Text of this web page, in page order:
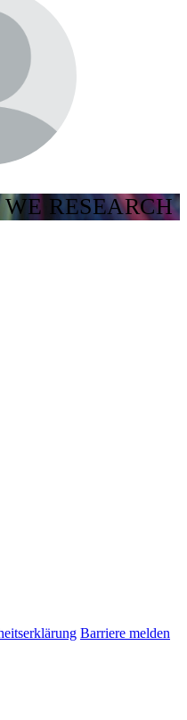
RESEARCH
Barriere melden